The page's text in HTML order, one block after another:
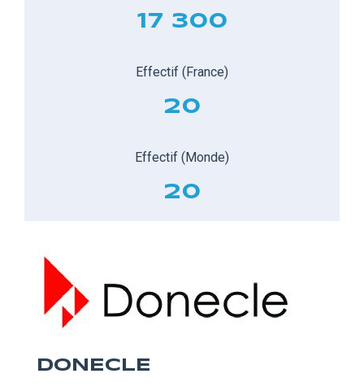
17 300
Effectif (France)
20
Effectif (Monde)
20
DONECLE